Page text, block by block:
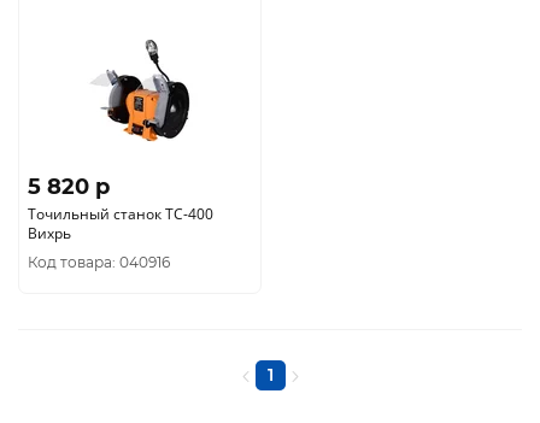
5 820 p
Точильный станок ТС-400
Вихрь
Код товара: 040916
1